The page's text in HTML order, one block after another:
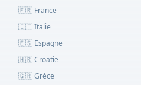
🇫🇷 France
🇮🇹 Italie
🇪🇸 Espagne
🇭🇷 Croatie
🇬🇷 Grèce